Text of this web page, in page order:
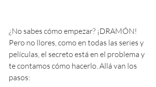
¿No sabes cómo empezar? ¡DRAMÓN!
Pero no llores, como en todas las series y
películas, el secreto está en el problema y
te contamos cómo hacerlo. Allá van los
pasos: